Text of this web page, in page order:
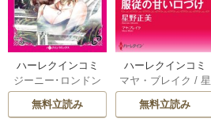
ハーレクインコミ
ックス セット 202
6年 vol.1064 1巻
ジーニー･ロンドン
橘花夜 / メアリ
ー･ライアンズ
無料立読み
ハーレクインコミ
ックス セット 202
6年 vol.1002 1巻
マヤ・ブレイク / 星
野正美/
ヘレン･ブ
ルックス/のわきね
無料立読み